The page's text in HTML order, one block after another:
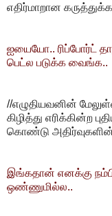
எதிர்மாறான
ஐயையோ.. ரிப்போர்ட்
பெட்ல படுக்க வைங்க..
//எழுதியவனின்
கிழித்து எரிக்கின்ற
கொண்டு அதிர்வுகளின்
இங்கதான் எனக்கு
ஒண்ணுமில்ல..